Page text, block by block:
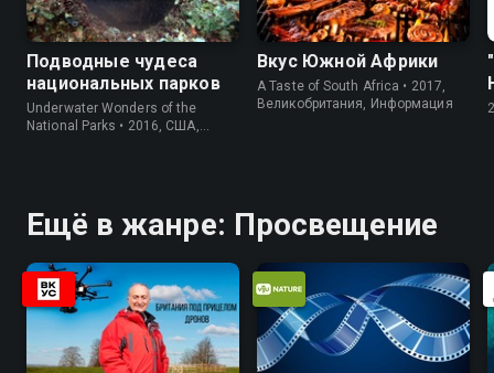
Подводные чудеса
национальных парков
Underwater Wonders of the
National Parks • 2016, США,
Вкус Южной Африки
A Taste of South Africa • 2017,
Великобритания, Информация
Ещё в жанре: Просвещение